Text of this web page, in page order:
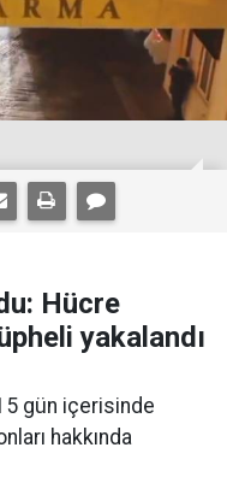
Hücre
yakalandı
gün içerisinde
hakkında